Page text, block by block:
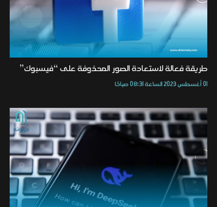
طريقة فعالة لاستعادة الصور المحذوفة على “فيسبوك”
01 أغسطس 2023 الساعة 08:31 صباحًا